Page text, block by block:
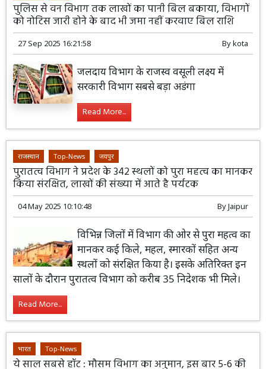
पुलिस से वन विभाग तक लाखों का पानी बिल बकाया, विभागों
को नोटिस जारी होने के बाद भी जमा नहीं करवाए बिल राशि
27 Sep 2025 16:21:58 Bykota
जलदाय विभाग के राजस्व वसूली लक्ष्य में
सरकारी विभाग सबसे बड़ा अडंगा
Read More...
राजस्थान Top-News जयपुर
पुरातत्व विभाग ने प्रदेश के 342 स्थलों को पुरा महत्व का मानकर
किया संरक्षित, लाखों की संख्या में आते है पर्यटक
04 May 2025 10:10:48 ByJaipur
विभिन्न जिलों में विभाग की ओर से पुरा महत्व का
मानकर कई किले, महल, स्मारकों सहित अन्य
स्थलों को संरक्षित किया है। इसके अतिरिक्त इन
सालों के दौरान पुरातत्व विभाग को करीब 35 निदेशक भी मिले।
Read More...
भारत Top-News
ये साल सबसे हॉट : मौसम विभाग का अनुमान, इस बार 5-6 की